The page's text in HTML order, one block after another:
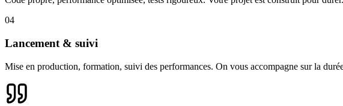
04
Lancement & suivi
Mise en production, formation, suivi des performances. On vous accompagne sur la